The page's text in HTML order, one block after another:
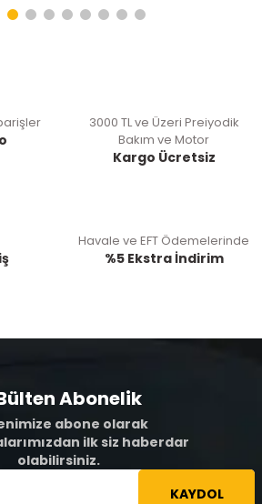
3000 TL ve Üzeri Preiyodik
Bakım ve Motor
Kargo Ücretsiz
Havale ve EFT Ödemelerinde
%5 Ekstra İndirim
Abonelik
abone olarak
ilk siz haberdar
olabilirsiniz.
KAYDOL